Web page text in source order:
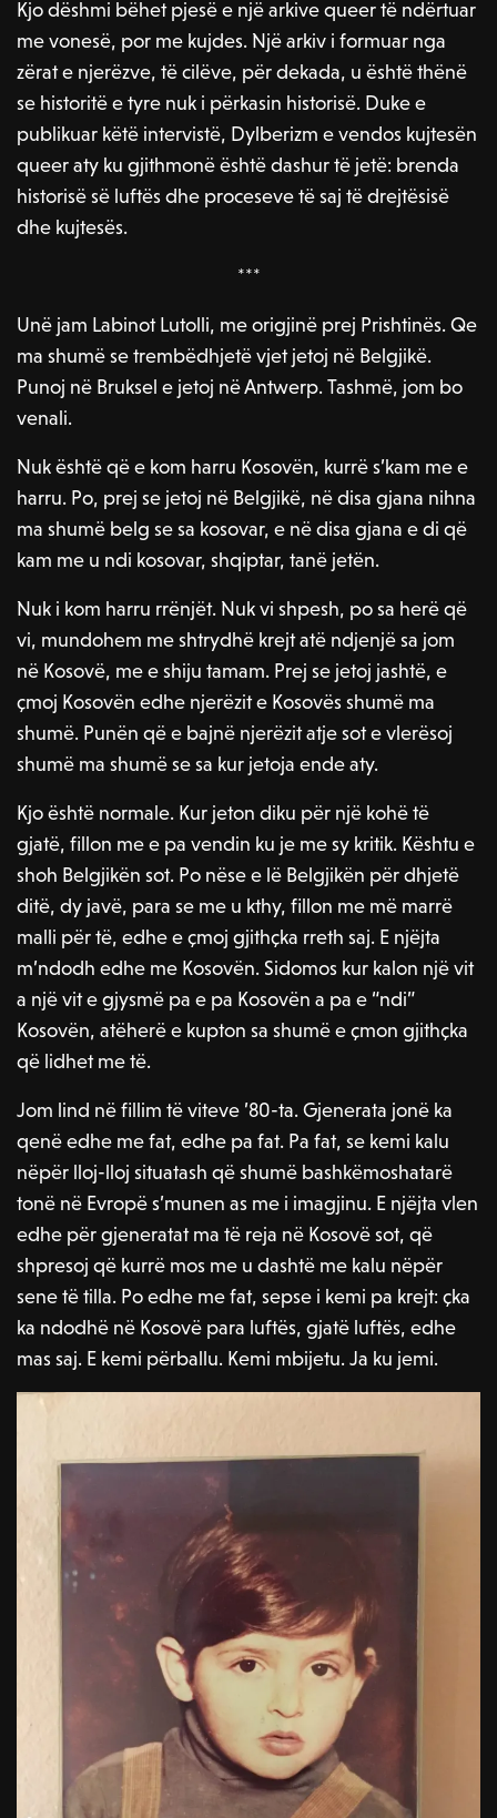
Kjo dëshmi bëhet pjesë e një arkive queer të ndërtuar
me vonesë, por me kujdes. Një arkiv i formuar nga
zërat e njerëzve, të cilëve, për dekada, u është thënë
se historitë e tyre nuk i përkasin historisë. Duke e
publikuar këtë intervistë, Dylberizm e vendos kujtesën
queer aty ku gjithmonë është dashur të jetë: brenda
historisë së luftës dhe proceseve të saj të drejtësisë
dhe kujtesës.
***
Unë jam Labinot Lutolli, me origjinë prej Prishtinës. Qe
ma shumë se trembëdhjetë vjet jetoj në Belgjikë.
Punoj në Bruksel e jetoj në Antwerp. Tashmë, jom bo
venali.
Nuk është që e kom harru Kosovën, kurrë s’kam me e
harru. Po, prej se jetoj në Belgjikë, në disa gjana nihna
ma shumë belg se sa kosovar, e në disa gjana e di që
kam me u ndi kosovar, shqiptar, tanë jetën.
Nuk i kom harru rrënjët. Nuk vi shpesh, po sa herë që
vi, mundohem me shtrydhë krejt atë ndjenjë sa jom
në Kosovë, me e shiju tamam. Prej se jetoj jashtë, e
çmoj Kosovën edhe njerëzit e Kosovës shumë ma
shumë. Punën që e bajnë njerëzit atje sot e vlerësoj
shumë ma shumë se sa kur jetoja ende aty.
Kjo është normale. Kur jeton diku për një kohë të
gjatë, fillon me e pa vendin ku je me sy kritik. Kështu e
shoh Belgjikën sot. Po nëse e lë Belgjikën për dhjetë
ditë, dy javë, para se me u kthy, fillon me më marrë
malli për të, edhe e çmoj gjithçka rreth saj. E njëjta
m’ndodh edhe me Kosovën. Sidomos kur kalon një vit
a një vit e gjysmë pa e pa Kosovën a pa e “ndi”
Kosovën, atëherë e kupton sa shumë e çmon gjithçka
që lidhet me të.
Jom lind në fillim të viteve ’80-ta. Gjenerata jonë ka
qenë edhe me fat, edhe pa fat. Pa fat, se kemi kalu
nëpër lloj-lloj situatash që shumë bashkëmoshatarë
tonë në Evropë s’munen as me i imagjinu. E njëjta vlen
edhe për gjeneratat ma të reja në Kosovë sot, që
shpresoj që kurrë mos me u dashtë me kalu nëpër
sene të tilla. Po edhe me fat, sepse i kemi pa krejt: çka
ka ndodhë në Kosovë para luftës, gjatë luftës, edhe
mas saj. E kemi përballu. Kemi mbijetu. Ja ku jemi.